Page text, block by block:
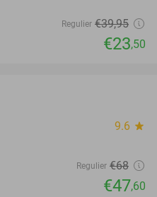
Regulier €39,95
€23,50
9.6 star
Regulier €68
€47,60